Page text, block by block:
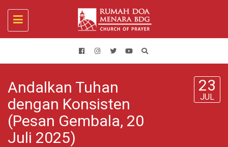
Toggle
navigation
Andalkan Tuhan
dengan Konsisten
(Pesan Gembala, 20
Juli 2025)
23
JUL